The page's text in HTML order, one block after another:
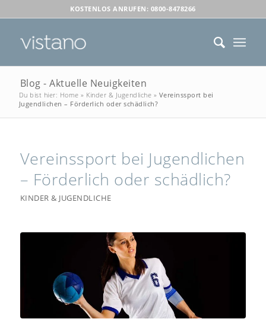
KOSTENLOS ANRUFEN: 0800-8478266
Blog - Aktuelle Neuigkeiten
Du bist hier: Home » Kinder & Jugendliche » Vereinssport bei
Jugendlichen – Förderlich oder schädlich?
Vereinssport bei Jugendlichen
– Förderlich oder schädlich?
KINDER & JUGENDLICHE